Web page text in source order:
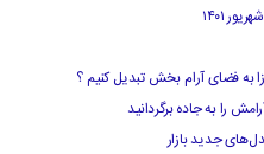
۱۴۰۱
فضای آرام بخش تبدیل کنیم ؟
را به جاده برگردانید
جدید بازار